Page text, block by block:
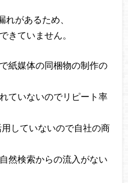
があるため、
きていません。
紙媒体の同梱物の制作の
ていないのでリピート率
していないので自社の商
然検索からの流入がない